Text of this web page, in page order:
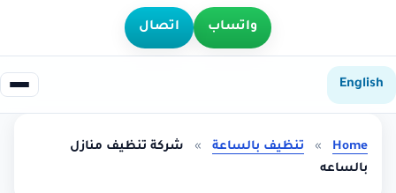
واتساب اتصال
English
Home
» تنظيف بالساعة »
شركة تنظيف منازل
بالساعه